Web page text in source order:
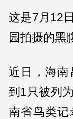
这是7月12
园拍摄的黑
近日，海
到1只被列
南省鸟类